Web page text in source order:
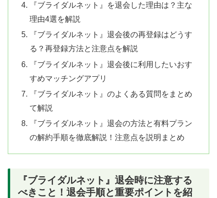
『ブライダルネット』を退会した理由は？主な
理由4選を解説
『ブライダルネット』退会後の再登録はどうす
る？再登録方法と注意点を解説
『ブライダルネット』退会後に利用したいおす
すめマッチングアプリ
『ブライダルネット』のよくある質問をまとめ
て解説
『ブライダルネット』退会の方法と有料プラン
の解約手順を徹底解説！注意点を説明まとめ
『ブライダルネット』退会時に注意する
べきこと！退会手順と重要ポイントを紹